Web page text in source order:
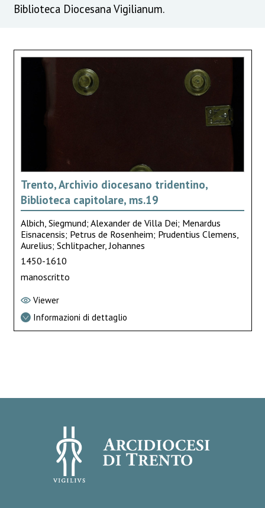
Biblioteca Diocesana Vigilianum.
Trento, Archivio diocesano tridentino,
Biblioteca capitolare, ms.19
Albich, Siegmund; Alexander de Villa Dei; Menardus
Eisnacensis; Petrus de Rosenheim; Prudentius Clemens,
Aurelius; Schlitpacher, Johannes
1450-1610
manoscritto
Viewer
Informazioni di dettaglio